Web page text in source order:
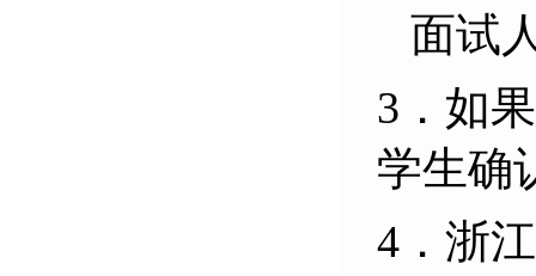
面试
3．如
学生确
4 ．浙